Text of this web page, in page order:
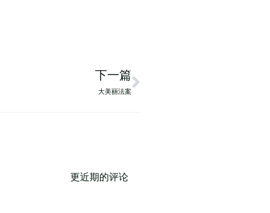
下一篇
大美丽法案
Next
更近期的评论